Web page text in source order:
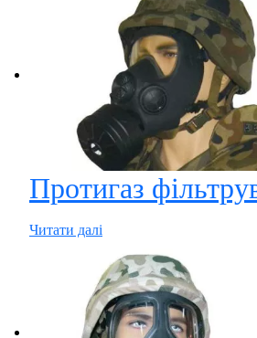
Протигаз
Читати далі